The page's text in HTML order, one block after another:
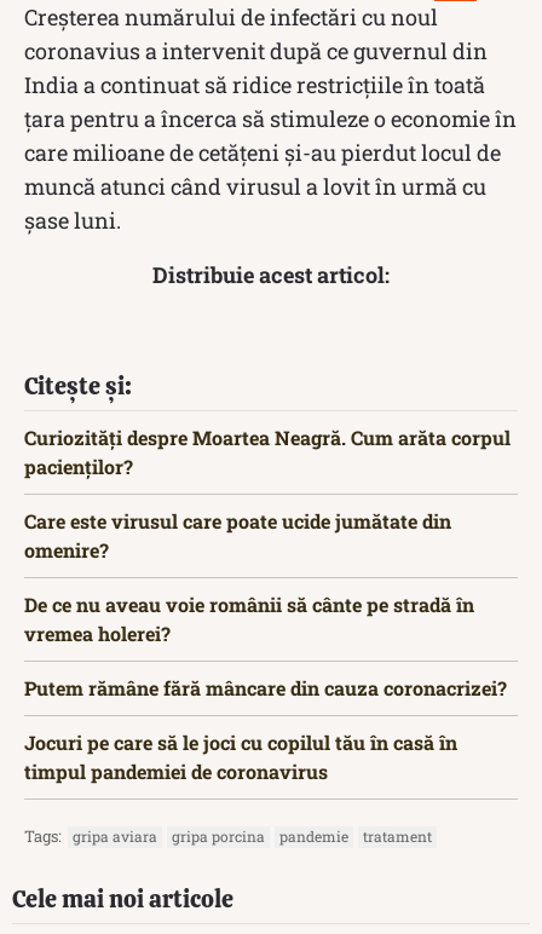
Creșterea numărului de infectări cu noul
coronavius a intervenit după ce guvernul din
India a continuat să ridice restricțiile în toată
țara pentru a încerca să stimuleze o economie în
care milioane de cetățeni și-au pierdut locul de
muncă atunci când virusul a lovit în urmă cu
șase luni.
Distribuie acest articol:
Citește și:
Curiozități despre Moartea Neagră. Cum arăta corpul
pacienților?
Care este virusul care poate ucide jumătate din
omenire?
De ce nu aveau voie românii să cânte pe stradă în
vremea holerei?
Putem rămâne fără mâncare din cauza coronacrizei?
Jocuri pe care să le joci cu copilul tău în casă în
timpul pandemiei de coronavirus
Tags: gripa aviara gripa porcina pandemie tratament
Cele mai noi articole